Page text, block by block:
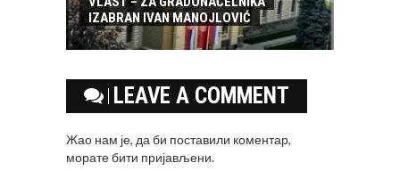
IZABRAN IVAN MANOJLOVIĆ
LEAVE A COMMENT
Жао нам је, да би поставили коментар,
моратебити пријављени.